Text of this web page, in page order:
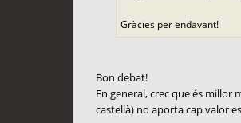
Gràcies per endavant!
Bon debat!
En general, crec que és millor
castellà) no aporta cap valor